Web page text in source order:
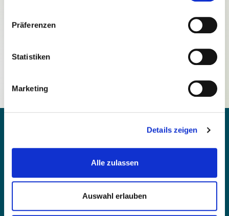
Präferenzen
Statistiken
Marketing
Details zeigen
Alle zulassen
Auswahl erlauben
Kontakt
Einfache Sprache